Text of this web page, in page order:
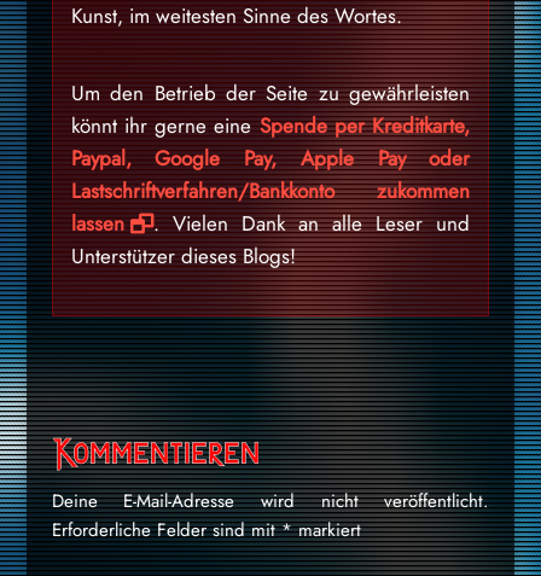
Kunst, im weitesten Sinne des Wortes.
Um den Betrieb der Seite zu gewährleisten
könnt ihr gerne eineSpende per Kreditkarte,
Paypal, Google Pay, Apple Pay oder
Lastschriftverfahren/Bankkonto zukommen
lassen
. Vielen Dank an alle Leser und
Unterstützer dieses Blogs!
Kommentieren
Deine E-Mail-Adresse wird nicht veröffentlicht.
Erforderliche Felder sind mit*markiert